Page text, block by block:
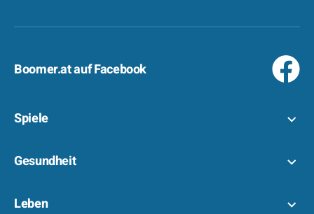
Boomer.at auf Facebook
Spiele
Gesundheit
Leben